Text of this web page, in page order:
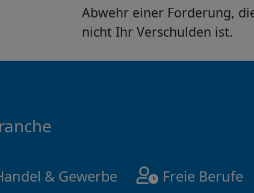
Abwehr einer Forderung,
nicht Ihr Verschulden ist.
& Gewerbe Freie Berufe